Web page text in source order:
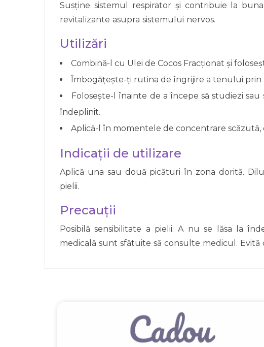
Susține sistemul respirator și contribuie la
revitalizante asupra sistemului nervos.
Utilizări
Combină-l cu Ulei de Cocos Fracționat și
Îmbogățește-ți rutina de îngrijire a tenului prin
Folosește-l înainte de a începe să studiezi
îndeplinit.
Aplică-l în momentele de concentrare
Indicații de utilizare
Aplică una sau două picături în zona dorită.
pielii.
Precauții
Posibilă sensibilitate a pielii. A nu se lăsa la
medicală sunt sfătuite să consulte medicul.